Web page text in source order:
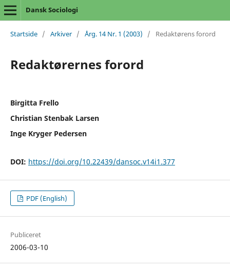
Dansk Sociologi
Startside / Arkiver / Årg. 14 Nr. 1 (2003) / Redaktørens forord
Redaktørernes forord
Birgitta Frello
Christian Stenbak Larsen
Inge Kryger Pedersen
DOI: https://doi.org/10.22439/dansoc.v14i1.377
PDF (English)
Publiceret
2006-03-10